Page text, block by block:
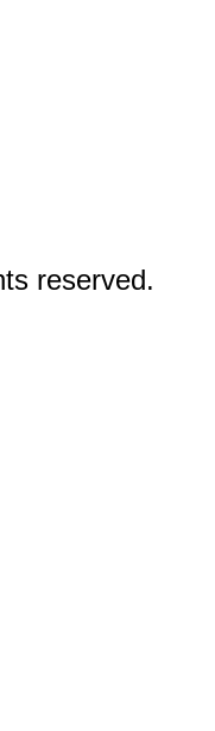
reserved.